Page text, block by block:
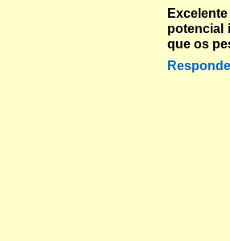
potencial
que os